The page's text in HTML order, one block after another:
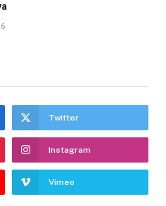
Twitter
Instagram
Vimeo